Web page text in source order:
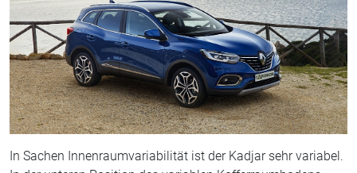
In Sachen Innenraumvariabilität ist der Kadjar sehr variabel.